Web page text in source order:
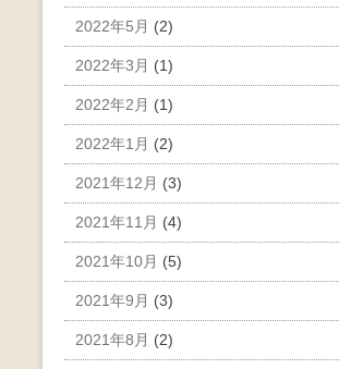
2022年5月 (2)
2022年3月 (1)
2022年2月 (1)
2022年1月 (2)
2021年12月 (3)
2021年11月 (4)
2021年10月 (5)
2021年9月 (3)
2021年8月 (2)